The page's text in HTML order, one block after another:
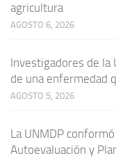
agricultura
AGOSTO 6, 2026
Investigadores de la
de una enfermedad
AGOSTO 5, 2026
La UNMDP
Autoevaluación y